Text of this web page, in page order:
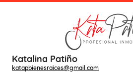
Katalina Patiño
katapbienesraices@gmail.com